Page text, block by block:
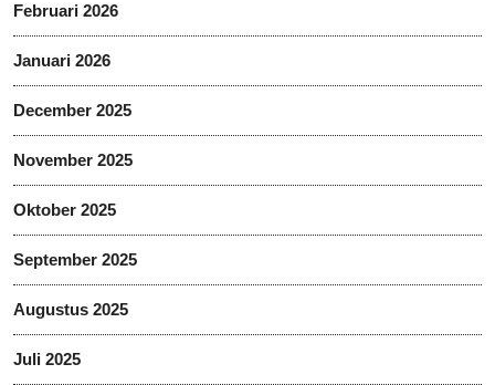
Februari 2026
Januari 2026
December 2025
November 2025
Oktober 2025
September 2025
Augustus 2025
Juli 2025